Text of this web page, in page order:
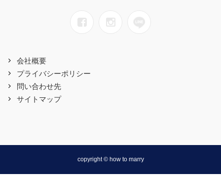
会社概要
プライバシーポリシー
問い合わせ先
サイトマップ
copyright © how to marry